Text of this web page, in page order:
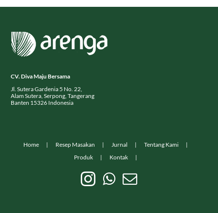
CV. Diva Maju Bersama
Jl. Sutera Gardenia 5 No. 22,
Alam Sutera, Serpong, Tangerang
Banten 15326 Indonesia
Home Resep Masakan Jurnal
Tentang Kami
Produk
Kontak